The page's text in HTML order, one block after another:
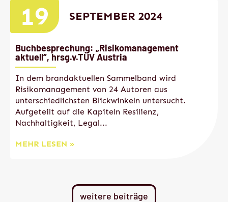
19 SEPTEMBER 2024
Buchbesprechung: „Risikomanagement
aktuell“, hrsg.v.TÜV Austria
In dem brandaktuellen Sammelband wird
Risikomanagement von 24 Autoren aus
unterschiedlichsten Blickwinkeln untersucht.
Aufgeteilt auf die Kapiteln Resilienz,
Nachhaltigkeit, Legal...
MEHR LESEN »
weitere beiträge